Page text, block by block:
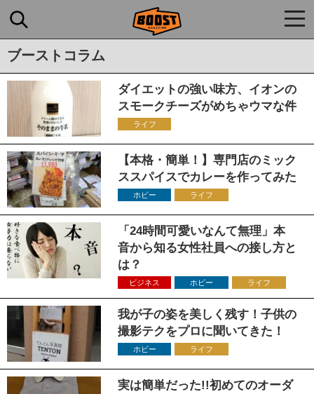
ブーストコラム
ダイエットの強い味方、イオンの
スモークチーズがめちゃウマな件
ライフ
【本格・簡単！】専門店のミック
ススパイスでカレーを作ってみた
ホビー ライフ
「24時間可愛いなんて無理」本
音から知る女性社員への接し方と
は？
ビジネス ホビー ライフ
我が子の姿を美しく残す！子供の
撮影テクをプロに聞いてきた！
ホビー ライフ
実は簡単だった!!初めてのオーダ